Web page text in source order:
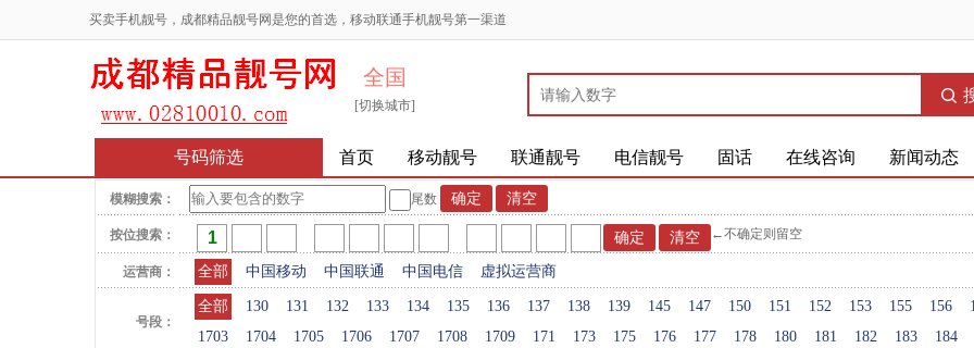
买卖手机靓号，成都精品靓号网是您的首选，移动联通手机靓号第一渠道
全国
[切换城市]
号码筛选 首页 移动靓号 联通靓号 电信靓号 固话 在线咨询 新闻动态
模糊搜索： 尾数
按位搜索： ←不确定则留空
运营商： 全部 中国移动 中国联通 中国电信 虚拟运营商
号段：
全部 130 131 132 133 134 135 136 137 138 139 145 147 150 151 152 153 155 156
1703
1704 1705 1706 1707 1708 1709 171 173 175 176 177 178 180 181 182 183 184